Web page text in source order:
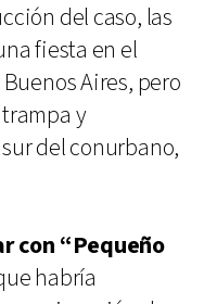
del caso, las
fiesta en el
Aires, pero
y
del conurbano,
con “Pequeño
habría